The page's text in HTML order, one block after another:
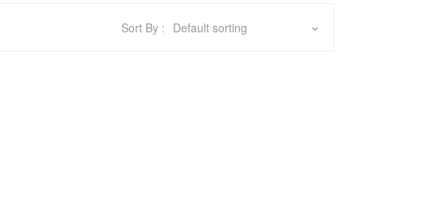
Sort By : Default sorting